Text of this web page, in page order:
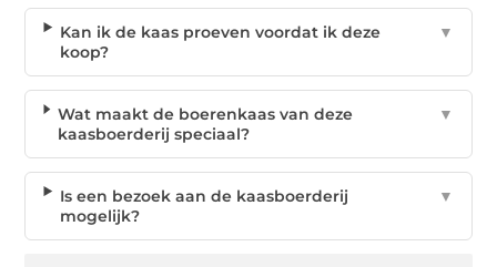
Kan ik de kaas proeven voordat ik deze
koop?
▼
Wat maakt de boerenkaas van deze
kaasboerderij speciaal?
▼
Is een bezoek aan de kaasboerderij
mogelijk?
▼